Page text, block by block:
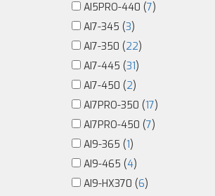
AI5PRO-440 (7)
AI7-345 (3)
AI7-350 (22)
AI7-445 (31)
AI7-450 (2)
AI7PRO-350 (17)
AI7PRO-450 (7)
AI9-365 (1)
AI9-465 (4)
AI9-HX370 (6)